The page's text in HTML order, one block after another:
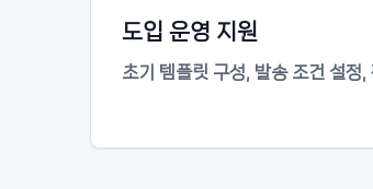
도입 운영 지원
초기 템플릿 구성, 발송 조건 설정